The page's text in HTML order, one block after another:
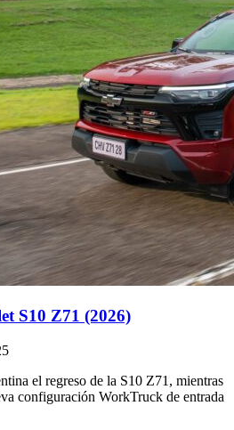
S10 Z71 (2026)
el regreso de la S10 Z71, mientras
configuración WorkTruck de entrada